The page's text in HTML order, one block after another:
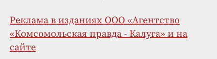
Реклама в изданиях ООО «Агентство
«Комсомольская правда - Калуга» и на
сайте